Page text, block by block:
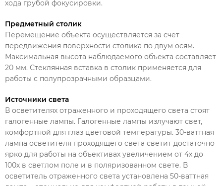
хода грубой фокусировки.
Предметный столик
Перемещение объекта осуществляется за счет
передвижения поверхности столика по двум осям.
Максимальная высота наблюдаемого объекта составляет
20 мм. Стеклянная вставка в столик применяется для
работы с полупрозрачными образцами.
Источники света
В осветителях отраженного и проходящего света стоят
галогенные лампы. Галогенные лампы излучают свет,
комфортной для глаз цветовой температуры. 30-ваттная
лампа осветителя проходящего света светит достаточно
ярко для работы на объективах увеличением от 4х до
100х в светлом поле и в поляризованном свете. В
осветитель отраженного света установлена 50-ваттная